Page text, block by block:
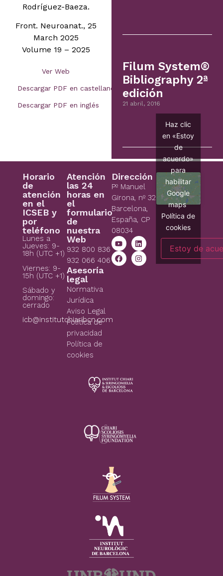
Rodríguez-Baeza.
Front. Neuroanat., 25
March 2025
Volume 19 – 2025
Ver Web
Descargar PDF en castellano
Descargar PDF en inglés
Filum System®
Bibliography 2ª
edición
21 abril, 2016
Horario
de
atención
en el
ICSEB y
por
teléfono
Lunes a
Jueves: 9-
18h (UTC +1)
Viernes: 9-
15h (UTC +1)
Sábado y
domingo:
cerrado
icb@institutchiaribcn.com
Atención
las 24
horas en
el
formulario
de
nuestra
Web
932 800 836
932 066 406
Asesoría
legal
Normativa
Jurídica
Aviso Legal
Politica de
privacidad
Política de
cookies
Dirección
Pº Manuel
Girona, nº 32
Barcelona,
España, CP
08034
Haz clic
en «Estoy
de
acuerdo»
para
habilitar
Google
maps
Política de
cookies
Estoy de